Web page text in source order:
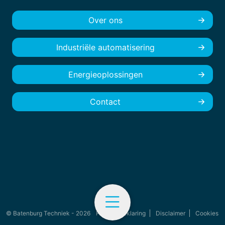
Over ons
Industriële automatisering
Energieoplossingen
Contact
© Batenburg Techniek - 2026 Privacyverklaring Disclaimer Cookies